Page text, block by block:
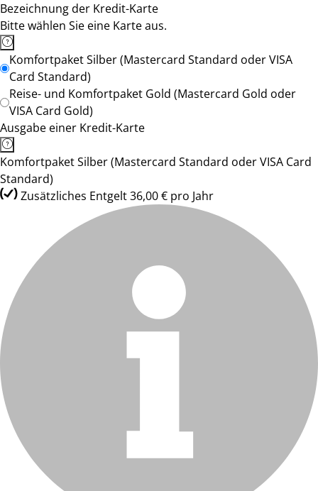
Bezeichnung der Kredit-Karte
Bitte wählen Sie eine Karte aus.
Komfortpaket Silber (Mastercard Standard oder VISA
Card Standard)
Reise- und Komfortpaket Gold (Mastercard Gold oder
VISA Card Gold)
Ausgabe einer Kredit-Karte
Komfortpaket Silber (Mastercard Standard oder VISA Card
Standard)
Zusätzliches Entgelt 36,00 € pro Jahr